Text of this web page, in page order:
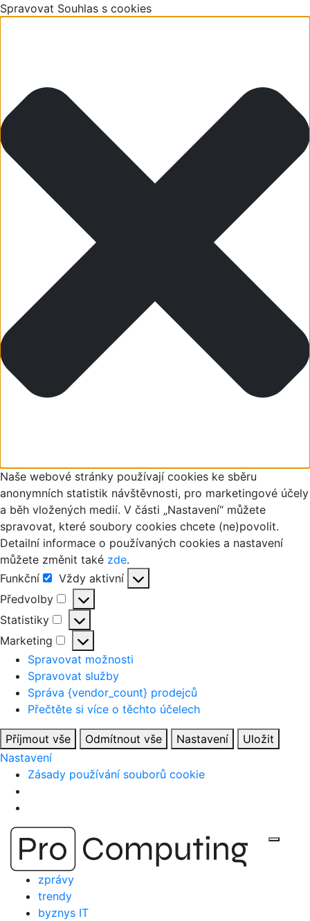
Spravovat Souhlas s cookies
Naše webové stránky používají cookies ke sběru
anonymních statistik návštěvnosti, pro marketingové účely
a běh vložených medií. V části „Nastavení“ můžete
spravovat, které soubory cookies chcete (ne)povolit.
Detailní informace o používaných cookies a nastavení
můžete změnit také zde.
Funkční
Funkční
Vždy aktivní
Předvolby
Předvolby
Statistiky
Statistiky
Marketing
Marketing
Spravovat možnosti
Spravovat služby
Správa {vendor_count} prodejců
Přečtěte si více o těchto účelech
Příjmout vše Odmítnout vše Nastavení
Uložit
Nastavení
Zásady používání souborů cookie
Přejít
obsah
zprávy
trendy
byznys IT